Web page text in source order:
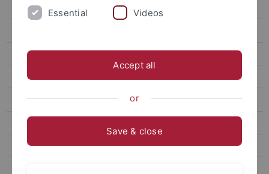
Studienkolleg 2008/2009
Studienkolleg 2010/2011
Studienkolleg 2011/2012
Studienkolleg 2012/2013
Studienkolleg 2013/2014
Studienkolleg 2014/2015
Essential Videos
Accept all
or
Save & close